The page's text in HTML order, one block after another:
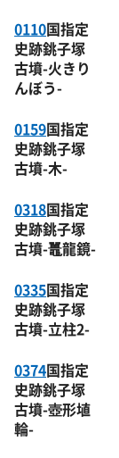
0110国指定
史跡銚子塚
古墳-火きり
んぼう-
0159国指定
史跡銚子塚
古墳-木-
0318国指定
史跡銚子塚
古墳-鼉龍鏡-
0335国指定
史跡銚子塚
古墳-立柱2-
0374国指定
史跡銚子塚
古墳-壺形埴
輪-